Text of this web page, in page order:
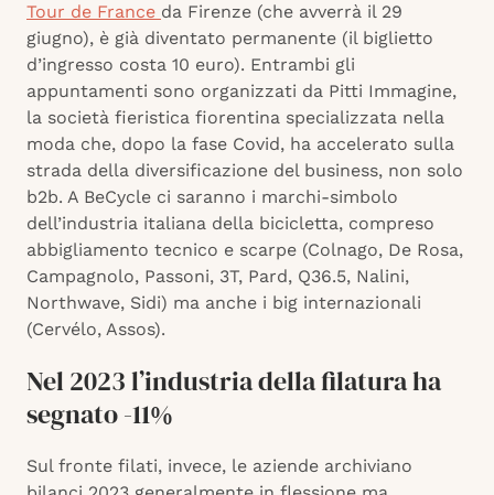
Tour de France da Firenze (che avverrà il 29
giugno), è già diventato permanente (il biglietto
d’ingresso costa 10 euro). Entrambi gli
appuntamenti sono organizzati da Pitti Immagine,
la società fieristica fiorentina specializzata nella
moda che, dopo la fase Covid, ha accelerato sulla
strada della diversificazione del business, non solo
b2b. A BeCycle ci saranno i marchi-simbolo
dell’industria italiana della bicicletta, compreso
abbigliamento tecnico e scarpe (Colnago, De Rosa,
Campagnolo, Passoni, 3T, Pard, Q36.5, Nalini,
Northwave, Sidi) ma anche i big internazionali
(Cervélo, Assos).
Nel 2023 l’industria della filatura ha
segnato -11%
Sul fronte filati, invece, le aziende archiviano